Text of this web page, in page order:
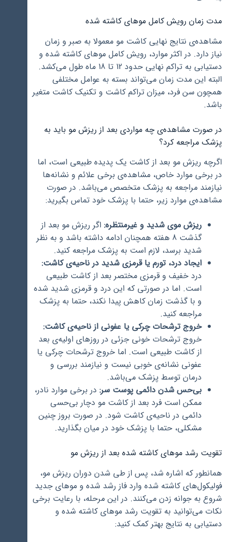
مدت زمان رویش کامل موهای کاشته شده
مشاهده‌ی نتایج نهایی کاشت مو معمولا به صبر و زمان
نیاز دارد. در اکثر موارد، رویش کامل موهای کاشته شده و
دستیابی به تراکم نهایی حدود 12 تا 18 ماه طول می‌کشد.
البته این مدت زمان می‌تواند بسته به عوامل مختلفی
همچون سن فرد، میزان تراکم کاشت و تکنیک کاشت متغیر
باشد.
در صورت مشاهده‌ی چه مواردی بعد از ریزش مو باید به
پزشک مراجعه کرد؟
اگرچه ریزش مو بعد از کاشت یک پدیده طبیعی است، اما
در برخی موارد خاص، مشاهده‌ی برخی علائم و نشانه‌ها
نیازمند مراجعه به پزشک متخصص می‌باشد. در صورت
مشاهده‌ی موارد زیر، حتما با پزشک خود تماس بگیرید:
ریزش موی شدید و غیرمنتظره: اگر ریزش مو بعد از
گذشت 8 هفته همچنان ادامه داشته باشد و به نظر
شدید برسد، لازم است به پزشک مراجعه کنید.
ایجاد درد، تورم یا قرمزی شدید در ناحیه‌ی کاشت:
درد خفیف و قرمزی مختصر بعد از کاشت طبیعی
است. اما در صورتی که این درد و قرمزی شدید شده
و با گذشت زمان کاهش پیدا نکند، حتما به پزشک
مراجعه کنید.
خروج ترشحات چرکی یا عفونی از ناحیه‌ی کاشت:
خروج ترشحات خونی جزئی در روزهای اولیه‌ی بعد
از کاشت طبیعی است. اما خروج ترشحات چرکی یا
عفونی نشانه‌ی خوبی نیست و نیازمند بررسی و
درمان توسط پزشک می‌باشد.
بی‌حس شدن دائمی پوست سر: در برخی موارد نادر،
ممکن است فرد بعد از کاشت مو دچار بی‌حسی
دائمی در ناحیه‌ی کاشت شود. در صورت بروز چنین
مشکلی، حتما با پزشک خود در میان بگذارید.
تقویت رشد موهای کاشته شده بعد از ریزش مو
همانطور که اشاره شد، پس از طی شدن دوران ریزش مو،
فولیکول‌های کاشته شده وارد فاز رشد شده و موهای جدید
شروع به جوانه زدن می‌کنند. در این مرحله، با رعایت برخی
نکات می‌توانید به تقویت رشد موهای کاشته شده و
دستیابی به نتایج بهتر کمک کنید: